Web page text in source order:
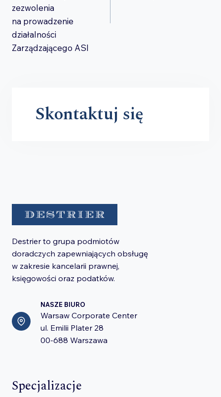
zezwolenia
na prowadzenie
działalności
Zarządzającego ASI
Skontaktuj się
Destrier to grupa podmiotów
doradczych zapewniających obsługę
w zakresie kancelarii prawnej,
księgowości oraz podatków.
NASZE BIURO
Warsaw Corporate Center
ul. Emilii Plater 28
00-688 Warszawa
Specjalizacje